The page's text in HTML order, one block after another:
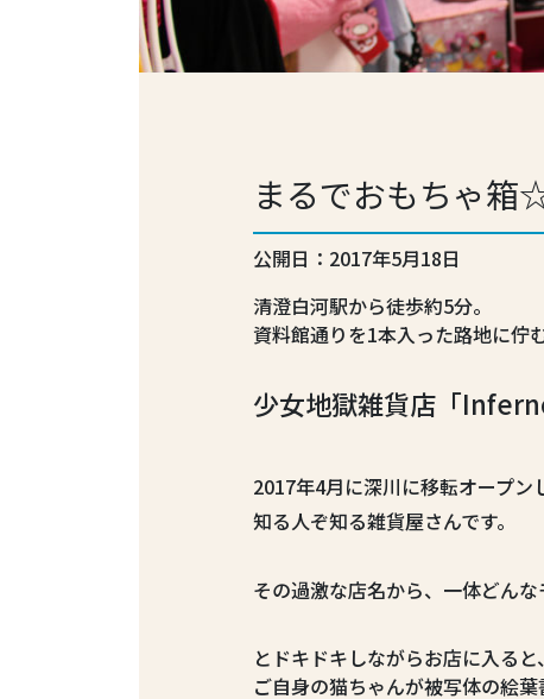
まるでおもちゃ箱
公開日：2017年5月18日
清澄白河駅から徒歩約5分。
資料館通りを1本入った路地に佇
少女地獄雑貨店「
2017年4月に深川に移転オープン
知る人ぞ知る雑貨屋さんです。
その過激な店名から、一体どん
とドキドキしながらお店に入ると、
ご自身の猫ちゃんが被写体の絵